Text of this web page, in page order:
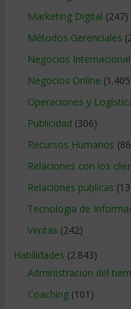
Marketing Digital (247)
Métodos Gerenciales
Negocios
Negocios Online
Operaciones y
Publicidad (306)
Recursos Humanos
Relaciones con los
Relaciones publicas
Tecnologia de
Ventas (242)
Habilidades (2.843)
Administracion del
Coaching(101)